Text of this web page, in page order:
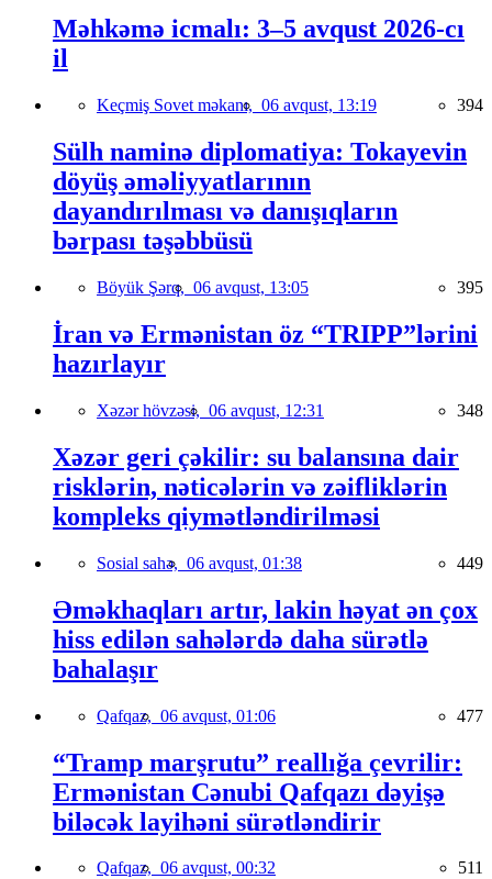
Məhkəmə icmalı: 3–5 avqust 2026-cı
il
Keçmiş Sovet məkanı, 06 avqust, 13:19 394
Sülh naminə diplomatiya: Tokayevin
döyüş əməliyyatlarının
dayandırılması və danışıqların
bərpası təşəbbüsü
Böyük Şərq, 06 avqust, 13:05 395
İran və Ermənistan öz “TRIPP”lərini
hazırlayır
Xəzər hövzəsi, 06 avqust, 12:31 348
Xəzər geri çəkilir: su balansına dair
risklərin, nəticələrin və zəifliklərin
kompleks qiymətləndirilməsi
Sosial sahə, 06 avqust, 01:38 449
Əməkhaqları artır, lakin həyat ən çox
hiss edilən sahələrdə daha sürətlə
bahalaşır
Qafqaz, 06 avqust, 01:06 477
“Tramp marşrutu” reallığa çevrilir:
Ermənistan Cənubi Qafqazı dəyişə
biləcək layihəni sürətləndirir
Qafqaz, 06 avqust, 00:32 511